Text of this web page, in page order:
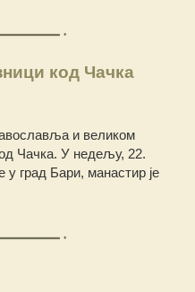
код Чачка
и великом
Чачка. У недељу, 22.
у град Бари, манастир је